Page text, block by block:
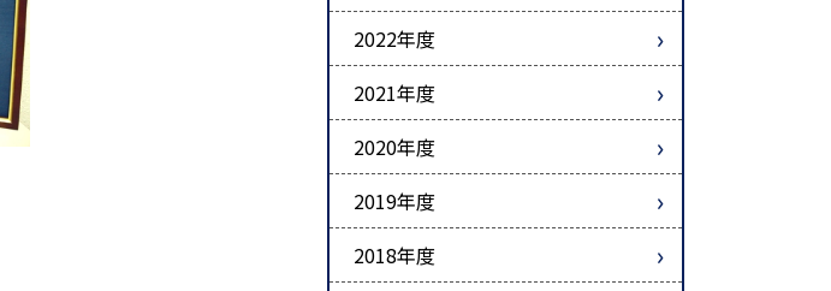
2022年度
2021年度
2020年度
2019年度
2018年度